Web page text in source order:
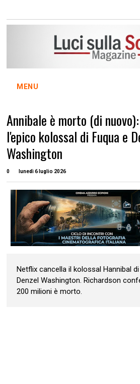
MENU
Annibale è morto (di
l'epico kolossal di Fuqua e
Washington
0 lunedì 6 luglio 2026
Netflix cancella il kolossal Hannibal
Denzel Washington. Richardson
200 milioni è morto.